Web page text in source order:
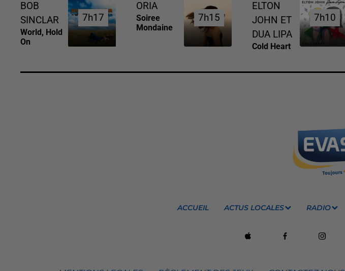
BOB
SINCLAR
World, Hold
On
7h17
7h17
ORIA
Soiree
Mondaine
7h15
7h15
ELTON
JOHN ET
DUA LIPA
Cold Heart
7h10
7h10
ACCUEIL ACTUS LOCALES RADIO